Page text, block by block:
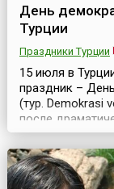
День
Турции
Праздники Турции
15 июля в
праздник –
(тур. Demokrasi
после
летом 2016
произошла
политикой
Эрдогана часть